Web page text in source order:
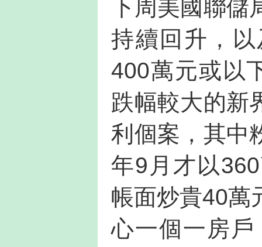
下周美國聯儲
持續回升，
400萬元或以
跌幅較大的新
利個案，其中
年9月才以
帳面炒貴40萬
心一個一房